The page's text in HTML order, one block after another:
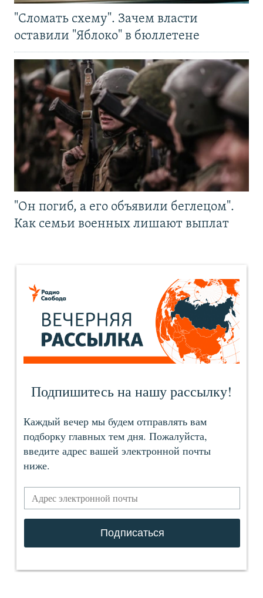
"Сломать схему". Зачем власти
оставили "Яблоко" в бюллетене
"Он погиб, а его объявили беглецом".
Как семьи военных лишают выплат